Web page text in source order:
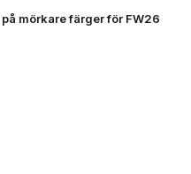
mörkare färger för FW26